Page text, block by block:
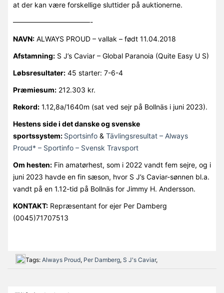
at der kan være forskellige sluttider på auktionerne.
———————————-
NAVN:ALWAYS PROUD – vallak – født 11.04.2018
Afstamning:S J’s Caviar – Global Paranoia (Quite Easy U S)
Løbsresultater:45 starter: 7-6-4
Præmiesum:212.303 kr.
Rekord:1.12,8a/1640m (sat ved sejr på Bollnäs i juni 2023).
Hestens side i det danske og svenske
sportssystem: Sportsinfo& Tävlingsresultat – Always
Proud* – Sportinfo – Svensk Travsport
Om hesten:Fin amatørhest, som i 2022 vandt fem sejre, og i
juni 2023 havde en fin sæson, hvor S J’s Caviar-sønnen bl.a.
vandt på en 1.12-tid på Bollnäs for Jimmy H. Andersson.
KONTAKT:Repræsentant for ejer Per Damberg
(0045)71707513
Tags: Always Proud, Per Damberg, S J's Caviar,